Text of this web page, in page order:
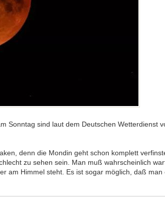
Sonntag sind laut dem Deutschen Wetterdienst
denn die Mondin geht schon komplett
zu sehen sein. Man muß wahrscheinlich
am Himmel steht. Es ist sogar möglich, daß